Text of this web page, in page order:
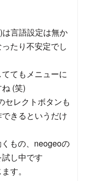
言語設定は無か
たり不安定でし
てもメニューに
(笑)
セレクトボタンも
きるというだけ
もの、neogeoの
し中です
す。